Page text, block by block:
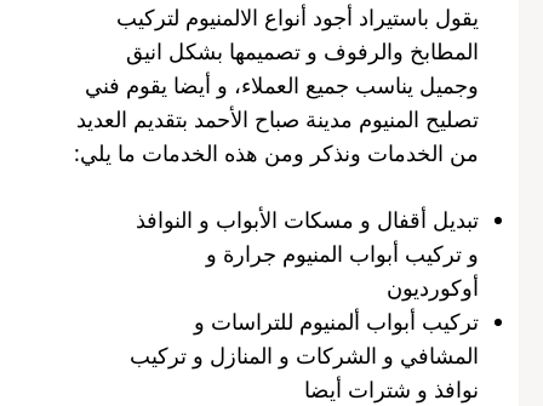
يقول باستيراد أجود أنواع الالمنيوم لتركيب
المطابخ والرفوف و تصميمها بشكل انيق
وجميل يناسب جميع العملاء، و أيضا يقوم فني
تصليح المنيوم مدينة صباح الأحمد بتقديم العديد
من الخدمات ونذكر ومن هذه الخدمات ما يلي:
تبديل أقفال و مسكات الأبواب و النوافذ
و تركيب أبواب المنيوم جرارة و
أوكورديون
تركيب أبواب ألمنيوم للتراسات و
المشافي و الشركات و المنازل و تركيب
نوافذ و شترات أيضا